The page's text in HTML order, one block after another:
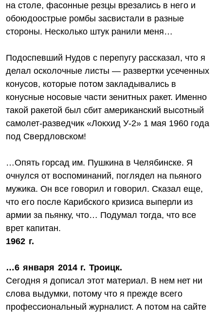
на столе, фасонные резцы врезались в него и
обоюдоострые ромбы засвистали в разные
стороны. Несколько штук ранили меня…
Подоспевший Нудов с перепугу рассказал, что я
делал осколочные листы — развертки усеченных
конусов, которые потом закладывались в
конусные носовые части зенитных ракет. Именно
такой ракетой был сбит американский высотный
самолет-разведчик «Локхид У-2» 1 мая 1960 года
под Свердловском!
…Опять горсад им. Пушкина в Челябинске. Я
очнулся от воспоминаний, поглядел на пьяного
мужика. Он все говорил и говорил. Сказал еще,
что его после Карибского кризиса выперли из
армии за пьянку, что… Подумал тогда, что все
врет капитан.
1962 г.
…6 января 2014 г. Троицк.
Сегодня я дописал этот материал. В нем нет ни
слова выдумки, потому что я прежде всего
профессиональный журналист. А потом на сайте